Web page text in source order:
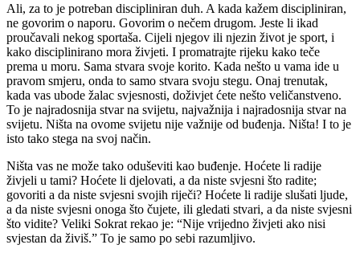
Ali, za to je potreban discipliniran duh. A kada kažem discipliniran,
ne govorim o naporu. Govorim o nečem drugom. Jeste li ikad
proučavali nekog sportaša. Cijeli njegov ili njezin život je sport, i
kako disciplinirano mora živjeti. I promatrajte rijeku kako teče
prema u moru. Sama stvara svoje korito. Kada nešto u vama ide u
pravom smjeru, onda to samo stvara svoju stegu. Onaj trenutak,
kada vas ubode žalac svjesnosti, doživjet ćete nešto veličanstveno.
To je najradosnija stvar na svijetu, najvažnija i najradosnija stvar na
svijetu. Ništa na ovome svijetu nije važnije od buđenja. Ništa! I to je
isto tako stega na svoj način.
Ništa vas ne može tako oduševiti kao buđenje. Hoćete li radije
živjeli u tami? Hoćete li djelovati, a da niste svjesni što radite;
govoriti a da niste svjesni svojih riječi? Hoćete li radije slušati ljude,
a da niste svjesni onoga što čujete, ili gledati stvari, a da niste svjesni
što vidite? Veliki Sokrat rekao je: “Nije vrijedno živjeti ako nisi
svjestan da živiš.” To je samo po sebi razumljivo.